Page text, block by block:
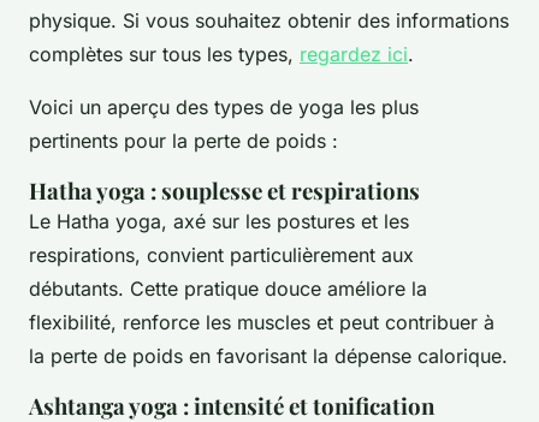
physique. Si vous souhaitez obtenir des informations
complètes sur tous les types, regardez ici.
Voici un aperçu des types de yoga les plus
pertinents pour la perte de poids :
Hatha yoga : souplesse et respirations
Le Hatha yoga, axé sur les postures et les
respirations, convient particulièrement aux
débutants. Cette pratique douce améliore la
flexibilité, renforce les muscles et peut contribuer à
la perte de poids en favorisant la dépense calorique.
Ashtanga yoga : intensité et tonification